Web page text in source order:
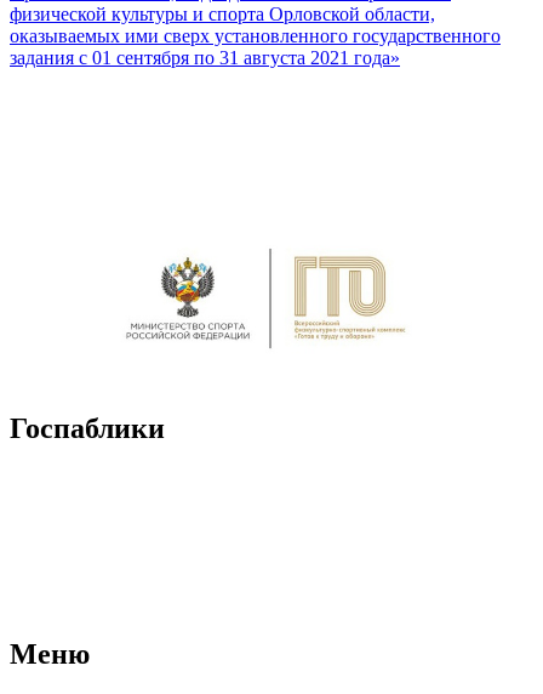
физической культуры и спорта Орловской области,
оказываемых ими сверх установленного государственного
задания с 01 сентября по 31 августа 2021 года»
Госпаблики
Меню